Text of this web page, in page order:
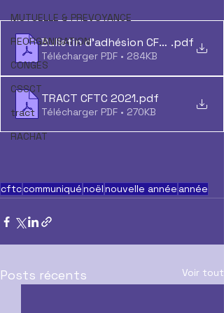
MUTUELLE & PREVOYANCE
REORGANISATION
CONGES
CSSCT
tract
RACHAT
Bulletin d'adhésion CFTC.pdf
Télécharger PDF • 284KB
TRACT CFTC 2021.pdf
Télécharger PDF • 270KB
cftccommuniquénoëlnouvelle année année
Posts récents Voir tout